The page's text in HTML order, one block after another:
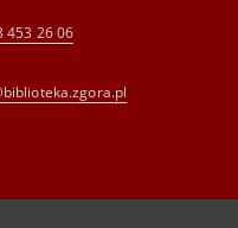
453 26 06